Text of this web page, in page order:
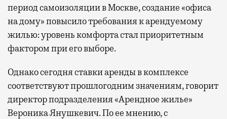
период самоизоляции в Москве, создание «офиса
на дому» повысило требования к арендуемому
жилью: уровень комфорта стал приоритетным
фактором при его выборе.
Однако сегодня ставки аренды в комплексе
соответствуют прошлогодним значениям, говорит
директор подразделения «Арендное жилье»
Вероника Янушкевич. По ее мнению, с